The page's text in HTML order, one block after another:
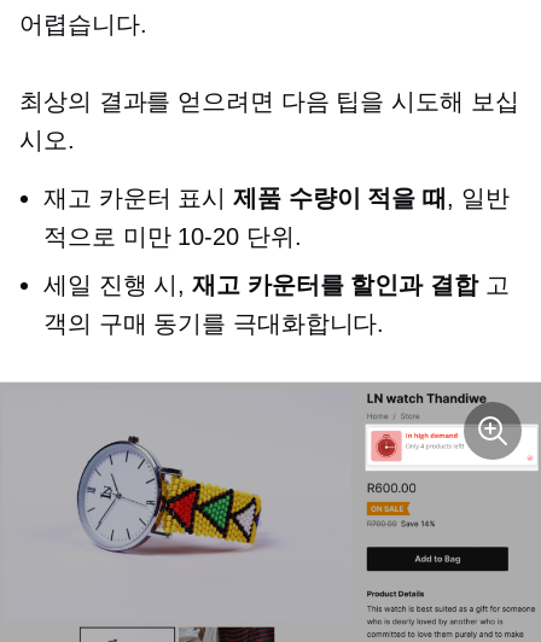
어렵습니다.
최상의 결과를 얻으려면 다음 팁을 시도해 보십
시오.
재고 카운터 표시 제품 수량이 적을 때 , 일반
적으로 미만 10-20단위.
세일 진행 시,재고 카운터를 할인과 결합고
객의 구매 동기를 극대화합니다.